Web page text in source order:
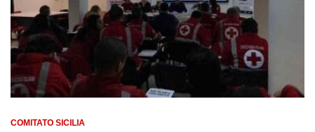
COMITATO SICILIA